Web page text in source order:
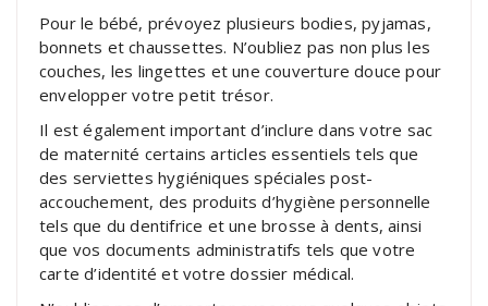
Pour le bébé, prévoyez plusieurs bodies, pyjamas,
bonnets et chaussettes. N’oubliez pas non plus les
couches, les lingettes et une couverture douce pour
envelopper votre petit trésor.
Il est également important d’inclure dans votre sac
de maternité certains articles essentiels tels que
des serviettes hygiéniques spéciales post-
accouchement, des produits d’hygiène personnelle
tels que du dentifrice et une brosse à dents, ainsi
que vos documents administratifs tels que votre
carte d’identité et votre dossier médical.